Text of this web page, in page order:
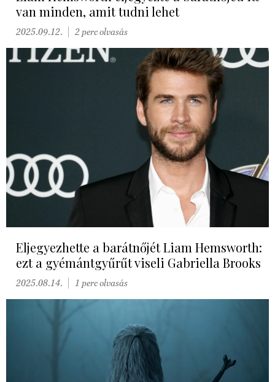
van minden, amit tudni lehet
2025.09.12. 2 perc olvasás
Eljegyezhette a barátnőjét Liam Hemsworth:
ezt a gyémántgyűrűt viseli Gabriella Brooks
2025.08.14. 1 perc olvasás